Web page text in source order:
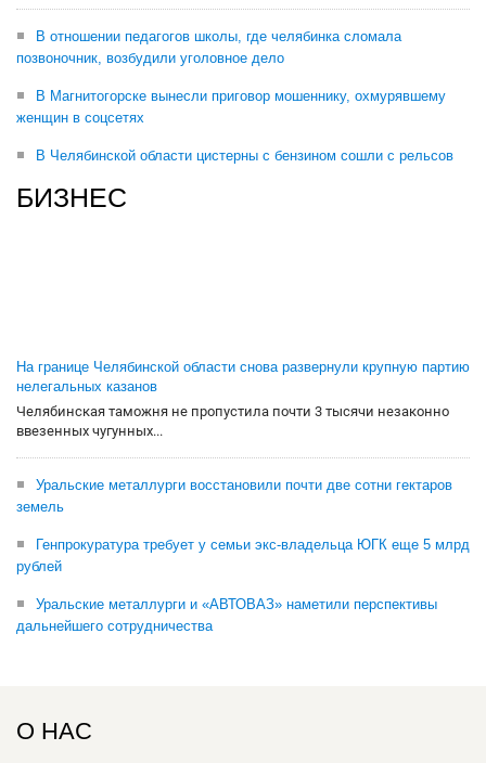
В отношении педагогов школы, где челябинка сломала
позвоночник, возбудили уголовное дело
В Магнитогорске вынесли приговор мошеннику, охмурявшему
женщин в соцсетях
В Челябинской области цистерны с бензином сошли с рельсов
БИЗНЕС
На границе Челябинской области снова развернули крупную партию
нелегальных казанов
Челябинская таможня не пропустила почти 3 тысячи незаконно
ввезенных чугунных...
Уральские металлурги восстановили почти две сотни гектаров
земель
Генпрокуратура требует у семьи экс-владельца ЮГК еще 5 млрд
рублей
Уральские металлурги и «АВТОВАЗ» наметили перспективы
дальнейшего сотрудничества
О НАС